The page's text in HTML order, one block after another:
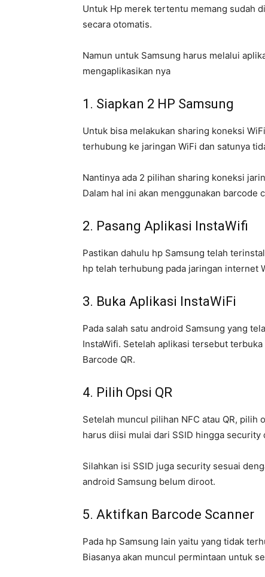
Untuk Hp merek tertentu memang sudah
secara otomatis.
Namun untuk Samsung harus melalui
mengaplikasikan nya
1. Siapkan 2 HP Samsung
Untuk bisa melakukan sharing koneksi
terhubung ke jaringan WiFi dan satunya
Nantinya ada 2 pilihan sharing koneksi
Dalam hal ini akan menggunakan barcode
2. Pasang Aplikasi InstaWifi
Pastikan dahulu hp Samsung telah
hp telah terhubung pada jaringan internet
3. Buka Aplikasi InstaWiFi
Pada salah satu android Samsung yang
InstaWifi. Setelah aplikasi tersebut
Barcode QR.
4. Pilih Opsi QR
Setelah muncul pilihan NFC atau QR, pilih
harus diisi mulai dari SSID hingga security
Silahkan isi SSID juga security sesuai
android Samsung belum diroot.
5. Aktifkan Barcode Scanner
Pada hp Samsung lain yaitu yang tidak
Biasanya akan muncul permintaan untuk